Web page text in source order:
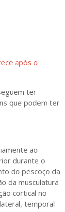
após o
ter
que podem ter
ao
durante o
do pescoço da
da musculatura
cortical no
temporal